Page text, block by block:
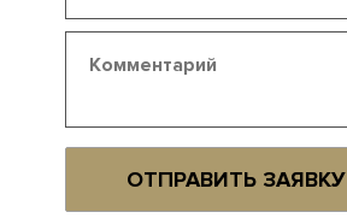
ОТПРАВИТЬ ЗАЯВКУ